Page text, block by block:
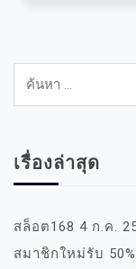
ค้นหา
สำหรับ:
เรื่องล่าสุด
สล็อต168 4 ก.ค.
สมาชิกใหม่รับ